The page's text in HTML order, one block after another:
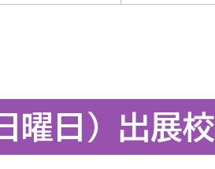
曜日）出展校